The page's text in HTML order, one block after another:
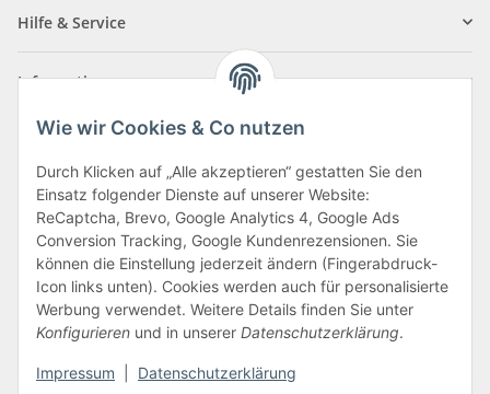
Wie wir Cookies & Co nutzen
Durch Klicken auf „Alle akzeptieren“ gestatten Sie den
Einsatz folgender Dienste auf unserer Website:
ReCaptcha, Brevo, Google Analytics 4, Google Ads
Conversion Tracking, Google Kundenrezensionen. Sie
können die Einstellung jederzeit ändern (Fingerabdruck-
Icon links unten). Cookies werden auch für personalisierte
Werbung verwendet. Weitere Details finden Sie unter
Konfigurieren und in unserer Datenschutzerklärung.
Impressum Datenschutzerklärung
Hilfe & Service
Informationen
Zahlungsarten
Vertrag widerrufen